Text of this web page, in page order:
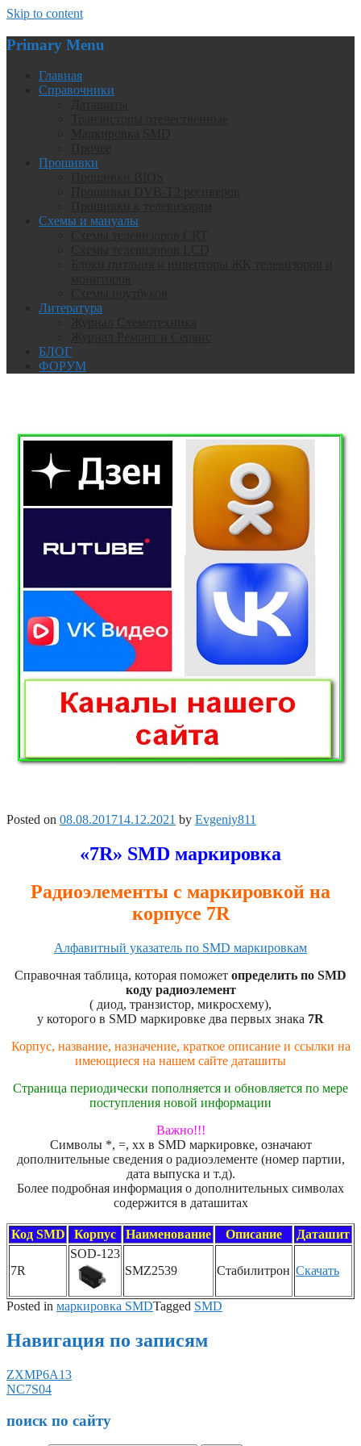
Skip to content
Primary Menu
Главная
Справочники
Прошивки
Схемы и мануалы
Литература
БЛОГ
ФОРУМ
Posted on 08.08.201714.12.2021 by Evgeniy811
«7R» SMD маркировка
Радиоэлементы с маркировкой на
корпусе 7R
Алфавитный указатель по SMD маркировкам
Справочная таблица, которая поможет определить по SMD
коду радиоэлемент
( диод, транзистор, микросхему),
у которого в SMD маркировке два первых знака 7R
Корпус, название, назначение, краткое описание и ссылки на
имеющиеся на нашем сайте даташиты
Страница периодически пополняется и обновляется по мере
поступления новой информации
Важно!!!
Символы *, =, xx в SMD маркировке, означают
дополнительные сведения о радиоэлементе (номер партии,
дата выпуска и т.д).
Более подробная информация о дополнительных символах
содержится в даташитах
Код SMD Корпус Наименование Описание Даташит
7R
SOD-123
SMZ2539
Стабилитрон Скачать
Posted in маркировка SMDTagged SMD
Навигация по записям
ZXMP6A13
NC7S04
поиск по сайту